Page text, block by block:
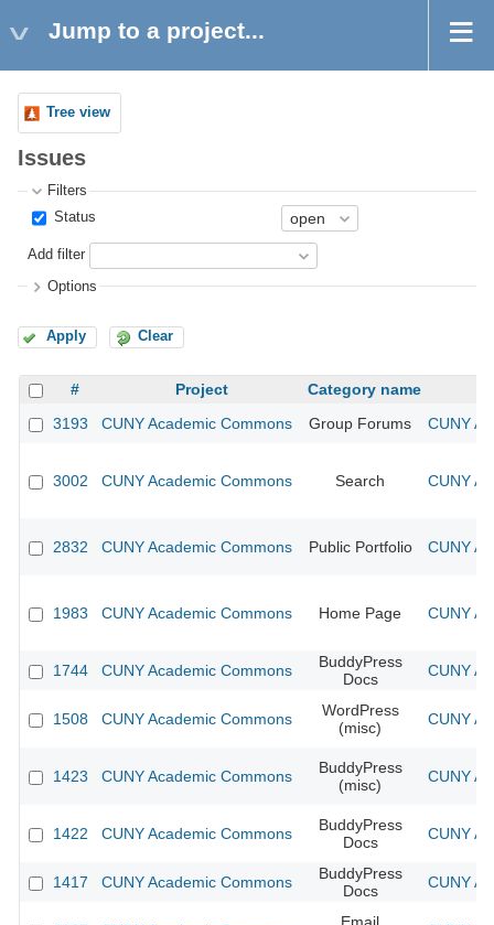
Jump to a project...
Tree view
Issues
Filters
Status
Add filter
Options
Apply Clear
# Project
Category name
3193
CUNY Academic Commons Group Forums CUNY
3002 CUNY Academic Commons Search CUNY
2832 CUNY Academic Commons Public Portfolio CUNY
1983 CUNY Academic Commons Home Page CUNY
1744 CUNY Academic Commons
BuddyPress
Docs
CUNY
1508 CUNY Academic Commons
WordPress
(misc)
CUNY
1423 CUNY Academic Commons
BuddyPress
(misc)
CUNY
1422 CUNY Academic Commons
BuddyPress
Docs
CUNY
1417 CUNY Academic Commons
BuddyPress
Docs
CUNY